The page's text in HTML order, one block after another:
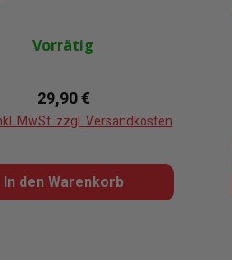
Vorrätig
Regulärer Preis:
29,90 €
MwSt. zzgl. Versandkosten
In den Warenkorb